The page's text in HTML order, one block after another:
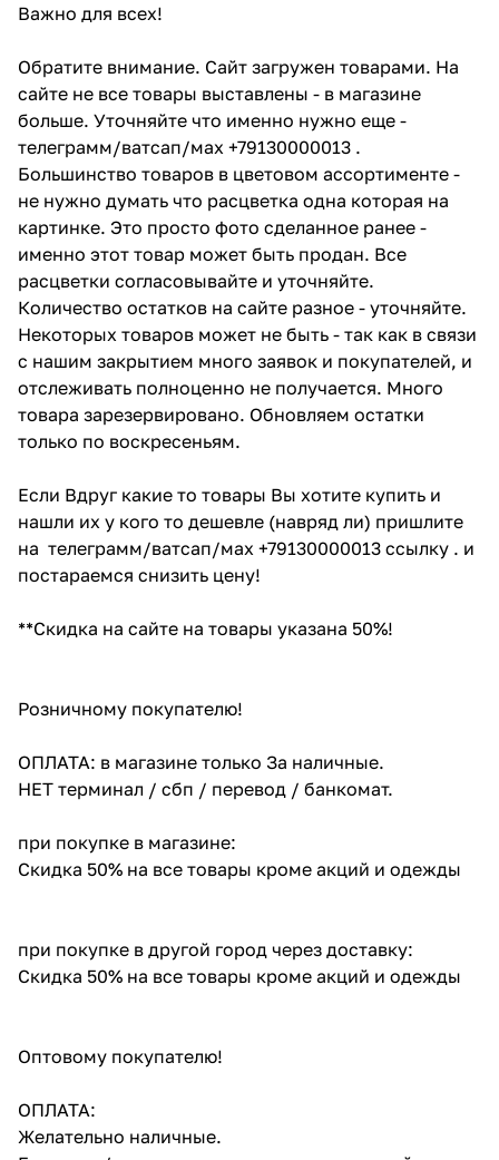
Важно для всех!
Обратите внимание. Сайт загружен товарами. На
сайте не все товары выставлены - в магазине
больше. Уточняйте что именно нужно еще -
телеграмм/ватсап/мах +79130000013 .
Большинство товаров в цветовом ассортименте -
не нужно думать что расцветка одна которая на
картинке. Это просто фото сделанное ранее -
именно этот товар может быть продан. Все
расцветки согласовывайте и уточняйте.
Количество остатков на сайте разное - уточняйте.
Некоторых товаров может не быть - так как в связи
с нашим закрытием много заявок и покупателей, и
отслеживать полноценно не получается. Много
товара зарезервировано. Обновляем остатки
только по воскресеньям.
Если Вдруг какие то товары Вы хотите купить и
нашли их у кого то дешевле (навряд ли) пришлите
на телеграмм/ватсап/мах +79130000013 ссылку . и
постараемся снизить цену!
**Скидка на сайте на товары указана 50%!
Розничному покупателю!
ОПЛАТА: в магазине только За наличные.
НЕТ терминал / сбп / перевод / банкомат.
при покупке в магазине:
Скидка 50% на все товары кроме акций и одежды
при покупке в другой город через доставку:
Скидка 50% на все товары кроме акций и одежды
Оптовому покупателю!
ОПЛАТА:
Желательно наличные.